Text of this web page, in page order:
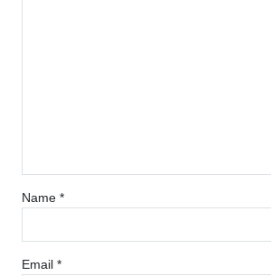
Name *
Email *